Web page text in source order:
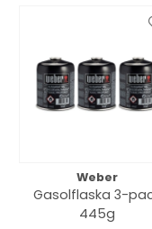
Weber
Gasolflaska 3-
445g